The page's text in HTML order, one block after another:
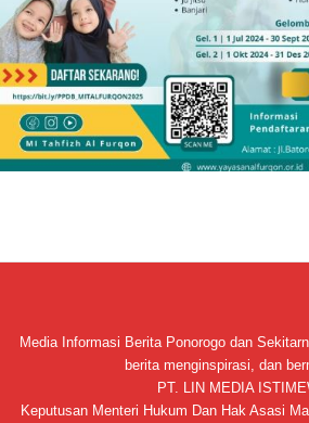
Media Informasi Berita Ponorogo dan
berita menginspirasi, dan
PT. LIN MEDIA
Keputusan Menteri Hukum Dan Hak Asasi